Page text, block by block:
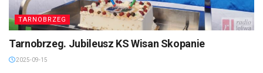
TARNOBRZEG
Tarnobrzeg. Jubileusz KS Wisan Skopanie
2025-09-15